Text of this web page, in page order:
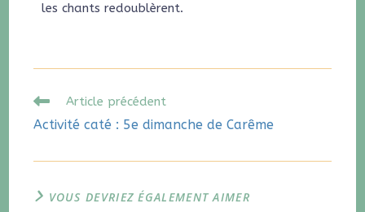
les chants redoublèrent.
Article précédent
Activité caté : 5e dimanche de Carême
VOUS DEVRIEZ ÉGALEMENT AIMER